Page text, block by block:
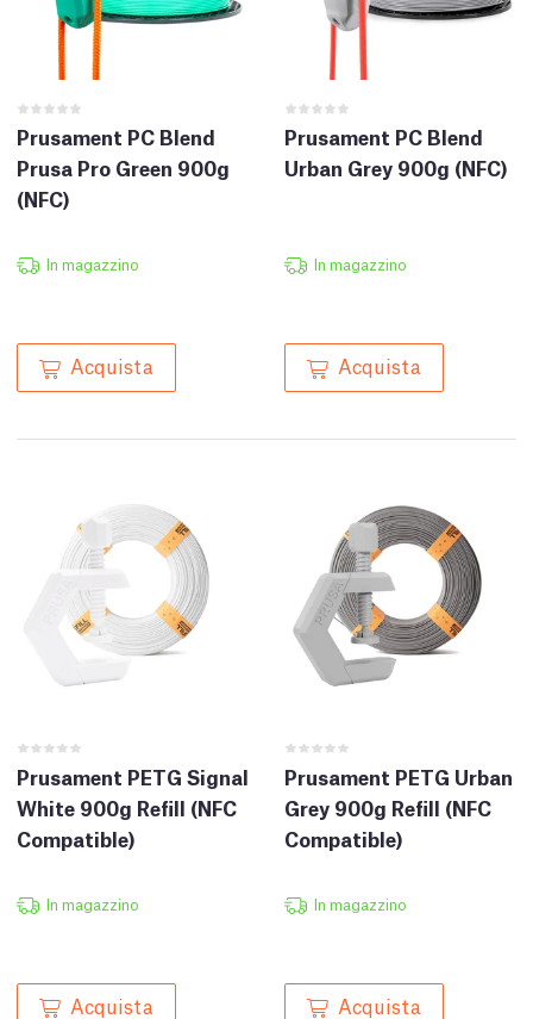
Prusament PC Blend
Prusa Pro Green 900g
(NFC)
In magazzino
Acquista
Prusament PC Blend
Urban Grey 900g (NFC)
In magazzino
Acquista
Prusament PETG Signal
White 900g Refill (NFC
Compatible)
In magazzino
Acquista
Prusament PETG Urban
Grey 900g Refill (NFC
Compatible)
In magazzino
Acquista